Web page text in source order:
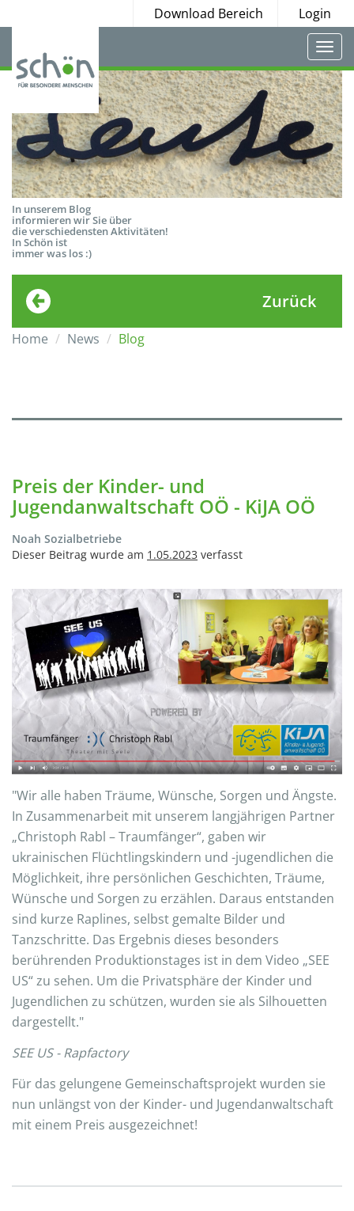
Download Bereich Login
In unserem Blog
informieren wir Sie über
die verschiedensten Aktivitäten!
In Schön ist
immer was los :)
Zurück
Home News Blog
Preis der Kinder- und
Jugendanwaltschaft OÖ - KiJA OÖ
Noah Sozialbetriebe
Dieser Beitrag wurde am 1.05.2023 verfasst
"Wir alle haben Träume, Wünsche, Sorgen und Ängste.
In Zusammenarbeit mit unserem langjährigen Partner
„Christoph Rabl – Traumfänger“, gaben wir
ukrainischen Flüchtlingskindern und -jugendlichen die
Möglichkeit, ihre persönlichen Geschichten, Träume,
Wünsche und Sorgen zu erzählen. Daraus entstanden
sind kurze Raplines, selbst gemalte Bilder und
Tanzschritte. Das Ergebnis dieses besonders
berührenden Produktionstages ist in dem Video „SEE
US“ zu sehen. Um die Privatsphäre der Kinder und
Jugendlichen zu schützen, wurden sie als Silhouetten
dargestellt."
SEE US - Rapfactory
Für das gelungene Gemeinschaftsprojekt wurden sie
nun unlängst von der Kinder- und Jugendanwaltschaft
mit einem Preis ausgezeichnet!